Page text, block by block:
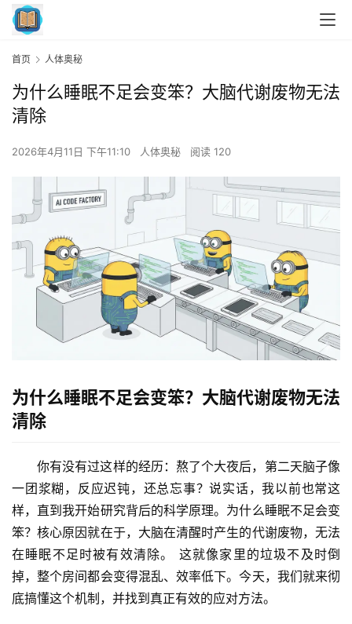
首页 人体奥秘
为什么睡眠不足会变笨？大脑代谢废物无法
清除
2026年4月11日 下午11:10 人体奥秘 阅读 120
为什么睡眠不足会变笨？大脑代谢废物无法
清除
你有没有过这样的经历：熬了个大夜后，第二天脑子像
一团浆糊，反应迟钝，还总忘事？说实话，我以前也常这
样，直到我开始研究背后的科学原理。 为什么睡眠不足会变
笨？核心原因就在于，大脑在清醒时产生的代谢废物，无法
在睡眠不足时被有效清除。
这就像家里的垃圾不及时倒
掉，整个房间都会变得混乱、效率低下。今天，我们就来彻
底搞懂这个机制，并找到真正有效的应对方法。